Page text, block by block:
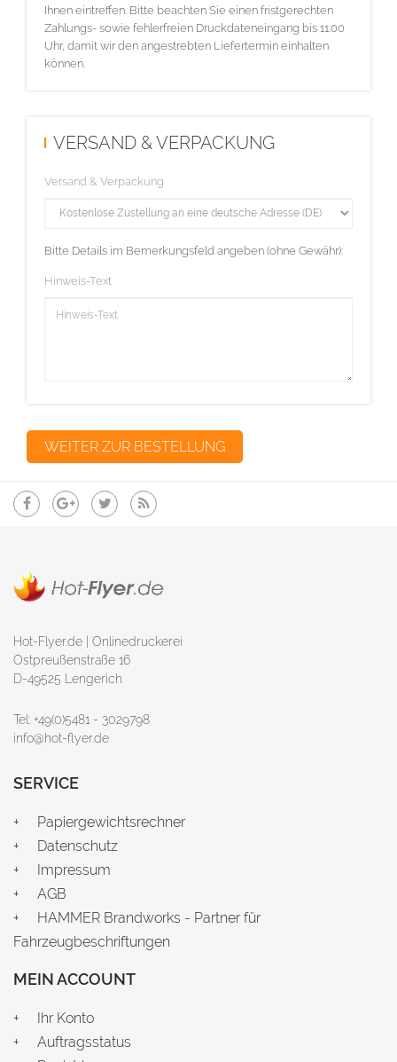
Ihnen eintreffen. Bitte beachten Sie einen fristgerechten
Zahlungs- sowie fehlerfreien Druckdateneingang bis 11:00
Uhr, damit wir den angestrebten Liefertermin einhalten
können.
VERSAND & VERPACKUNG
Versand & Verpackung
Bitte Details im Bemerkungsfeld angeben (ohne Gewähr):
Hinweis-Text
Hot-Flyer.de | Onlinedruckerei
Ostpreußenstraße 16
D-49525 Lengerich
Tel: +49(0)5481 - 3029798
info@hot-flyer.de
SERVICE
Papiergewichtsrechner
Datenschutz
Impressum
AGB
HAMMER Brandworks - Partner für
Fahrzeugbeschriftungen
MEIN ACCOUNT
Ihr Konto
Auftragsstatus